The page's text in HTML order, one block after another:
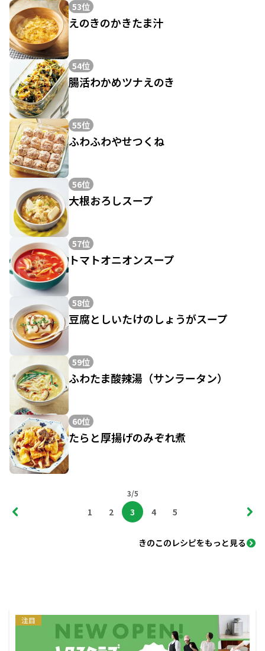
53位
えのきのかきたま汁
54位
腸活わかめツナえのき
55位
ふわふわやせつくね
56位
大根おろしスープ
57位
トマトオニオンスープ
58位
豆腐としいたけのしょうがスープ
59位
ふわたま酸辣湯（サンラータン）
60位
たらと厚揚げのみぞれ煮
3/5
1 2 3 4 5
きのこのレシピをもっと見る
注目